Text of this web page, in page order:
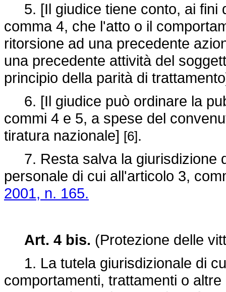
5. [Il giudice tiene conto, ai fini
comma 4, che l'atto o il
ritorsione ad una precedente
una precedente attività del
principio della parità di
6. [Il giudice può ordinare la
commi 4 e 5, a spese del
tiratura nazionale] [6].
7. Resta salva la giurisdizione
personale di cui all'articolo 3,
2001, n. 165.
Art. 4 bis. (Protezione delle
1. La tutela giurisdizionale di
comportamenti, trattamenti o